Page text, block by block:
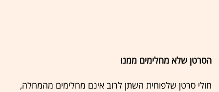
הסרטן שלא מחלימים ממנו
חולי סרטן שלפוחית השתן לרוב אינם מחלימים מהמחלה,